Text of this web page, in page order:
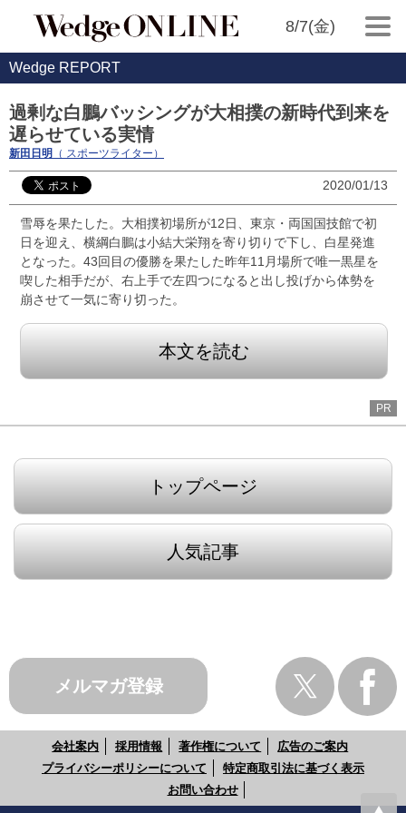
8/7(金)
Wedge REPORT
過剰な白鵬バッシングが大相撲の新時代到来を
遅らせている実情
新田日明 （ スポーツライター）
2020/01/13
雪辱を果たした。大相撲初場所が12日、東京・両国国技館で初
日を迎え、横綱白鵬は小結大栄翔を寄り切りで下し、白星発進
となった。43回目の優勝を果たした昨年11月場所で唯一黒星を
喫した相手だが、右上手で左四つになると出し投げから体勢を
崩させて一気に寄り切った。
本文を読む
PR
トップページ
人気記事
メルマガ登録
会社案内 採用情報 著作権について
広告のご案内
プライバシーポリシーについて
特定商取引法に基づく表示
お問い合わせ